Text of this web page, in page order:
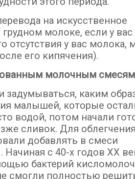
на искусственное
молоке, если у вас
отсутствия у вас молока,
его кипячения).
молочным смесям
задумываться, каким
малышей, которые
водой, потом начали
сливок. Для облегчения
добавлять в смеси
с 40-х годов ХХ
бактерий
смогли полностью